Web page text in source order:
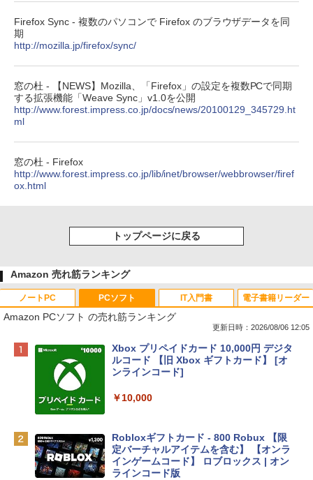
Firefox Sync - 複数のパソコンで Firefox のブラウザデータを同
期
http://mozilla.jp/firefox/sync/
窓の杜 - 【NEWS】Mozilla、「Firefox」の設定を複数PCで同期
する拡張機能「Weave Sync」v1.0を公開
http://www.forest.impress.co.jp/docs/news/20100129_345729.ht
ml
窓の杜 - Firefox
http://www.forest.impress.co.jp/lib/inet/browser/webbrowser/firef
ox.html
トップページに戻る
Amazon 売れ筋ランキング
ノートPC
Apple 2026 MacBook Neo A18 Proチッ
プ搭載13インチノートブック：AIとAppl
e Intelligenceのために設計、Liquid Ret
リ、512GB SSDストレージ、1080p Fac
￥137,800
PCソフト
Amazon PCソフト の売れ筋ランキング
更新日時：2026/08/06 12:05
Xbox プリペイドカード 10,000円 デジタ
ルコード 【旧 Xbox ギフトカード】 [オ
ンラインコード]
￥10,000
Robloxギフトカード - 800 Robux 【限
定バーチャルアイテムを含む】 【オンラ
インゲームコード】 ロブロックス | オン
ラインコード版
IT入門書 電子書籍リーダー